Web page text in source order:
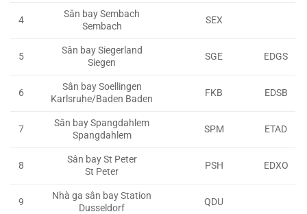
4
Sân baySembach
Sembach
SEX
5
Sân bay Siegerland
Siegen
SGE EDGS
6
Sân bay Soellingen
Karlsruhe/Baden Baden
FKB EDSB
7
Sân bay Spangdahlem
Spangdahlem
SPM ETAD
8
Sân bay St Peter
St Peter
PSH EDXO
9
Nhà ga sân bay Station
Dusseldorf
QDU